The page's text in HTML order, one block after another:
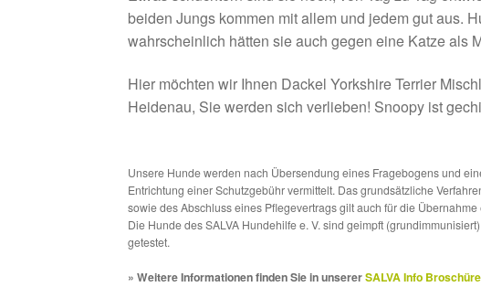
beiden Jungs kommen mit allem und jedem gut aus.
wahrscheinlich hätten sie auch gegen eine Katze als
Hier möchten wir Ihnen Dackel Yorkshire Terrier
Heidenau, Sie werden sich verlieben! Snoopy ist
Unsere Hunde werden nach Übersendung eines Fragebogens und
Entrichtung einer Schutzgebühr vermittelt. Das grundsätzliche
sowie des Abschluss eines Pflegevertrags gilt auch für die
Die Hunde des SALVA Hundehilfe e. V. sind geimpft
getestet.
» Weitere Informationen finden Sie in unsererSALVA Info Broschüre